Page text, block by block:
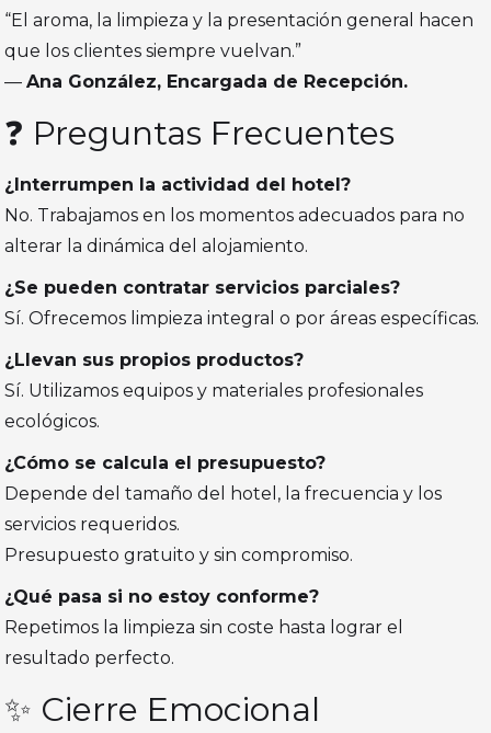
“El aroma, la limpieza y la presentación general hacen
que los clientes siempre vuelvan.”
—Ana González, Encargada de Recepción.
❓ Preguntas Frecuentes
¿Interrumpen la actividad del hotel?
No. Trabajamos en los momentos adecuados para no
alterar la dinámica del alojamiento.
¿Se pueden contratar servicios parciales?
Sí. Ofrecemos limpieza integral o por áreas específicas.
¿Llevan sus propios productos?
Sí. Utilizamos equipos y materiales profesionales
ecológicos.
¿Cómo se calcula el presupuesto?
Depende del tamaño del hotel, la frecuencia y los
servicios requeridos.
Presupuesto gratuito y sin compromiso.
¿Qué pasa si no estoy conforme?
Repetimos la limpieza sin coste hasta lograr el
resultado perfecto.
✨ Cierre Emocional